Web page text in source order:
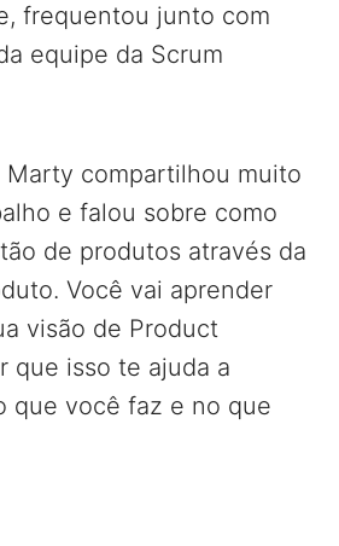
frequentou junto com
equipe da Scrum
Marty compartilhou muito
e falou sobre como
de produtos através da
Você vai aprender
visão de Product
que isso te ajuda a
que você faz e no que